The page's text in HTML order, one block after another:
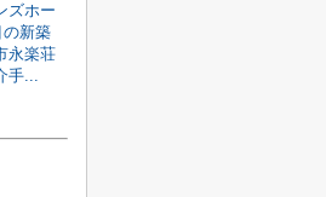
ズホー
の新築
永楽荘
手...